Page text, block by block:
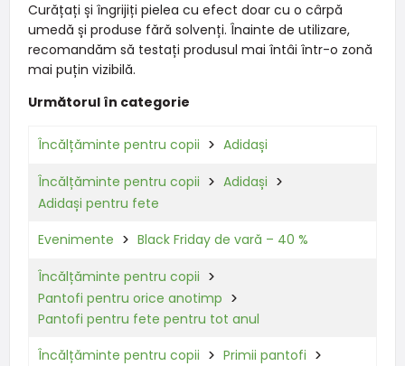
Curățați și îngrijiți pielea cu efect doar cu o cârpă
umedă și produse fără solvenți. Înainte de utilizare,
recomandăm să testați produsul mai întâi într-o zonă
mai puțin vizibilă.
Următorul în categorie
Încălțăminte pentru copii Adidași
Încălțăminte pentru copii
Adidași
Adidași pentru fete
Evenimente Black Friday de vară – 40 %
Încălțăminte pentru copii
Pantofi pentru orice anotimp
Pantofi pentru fete pentru tot anul
Încălțăminte pentru copii
Primii pantofi